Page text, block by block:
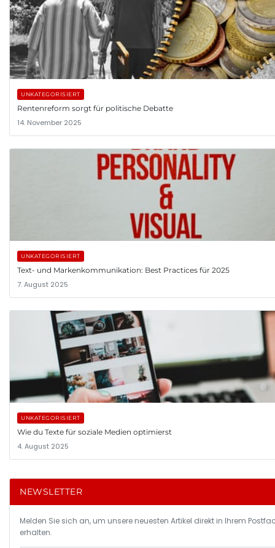
UNKATEGORISIERT
Rentenreform sorgt für politische Debatte
14. November 2025
UNKATEGORISIERT
Text- und Markenkommunikation: Best Practices für 2025
7. August 2025
UNKATEGORISIERT
Wie du Texte für soziale Medien optimierst
4. August 2025
NEWSLETTER
Melden Sie sich an, um unsere neuesten Artikel direkt in Ihrem
erhalten.